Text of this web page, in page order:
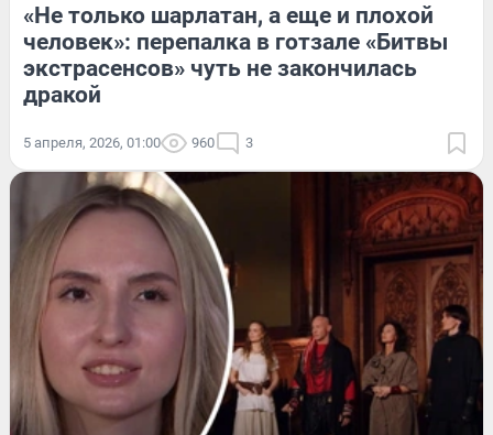
«Не только шарлатан, а еще и плохой
человек»: перепалка в готзале «Битвы
экстрасенсов» чуть не закончилась
дракой
5 апреля, 2026, 01:00 960 3